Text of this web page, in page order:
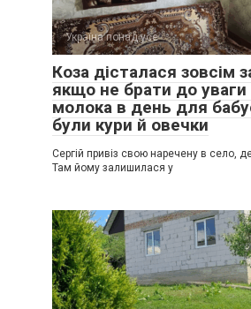
Україна понад усе
Коза дісталася зовсім
якщо не брати до уваги
молока в день для
були кури й овечки
Сергій привіз свою наречену в село,
Там йому залишилася у